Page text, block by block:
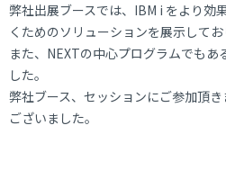
弊社出展ブースでは、IBM i をより効
くためのソリューションを展示してお
また、NEXTの中心プログラムでもあ
した。
弊社ブース、セッションにご参加頂
ございました。